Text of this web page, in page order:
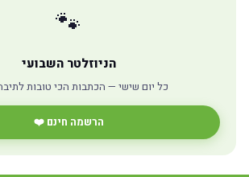
🐾
הניוזלטר השבועי
כל יום שישי — הכתבות הכי טובות
הרשמה חינם ❤️